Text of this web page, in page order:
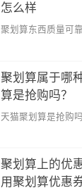
怎么样
聚划算东西质量可
聚划算属于哪
算是抢购吗？
天猫聚划算是抢购吗
聚划算上的优
用聚划算优惠